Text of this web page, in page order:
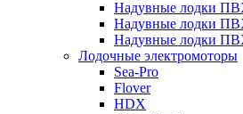
Надувные лодки
Надувные лодки
Надувные лодки
Лодочные электромоторы
Sea-Pro
Flover
HDX